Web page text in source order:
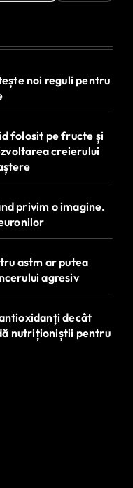
noi reguli pentru
folosit pe fructe și
creierului
privim o imagine.
astm ar putea
agresiv
decât
nutriționiștii pentru